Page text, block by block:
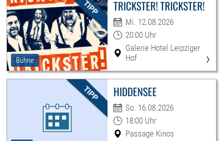
Bühne
TRICKSTER! TRICKSTER!
Mi. 12.08.2026
20:00 Uhr
Galerie Hotel Leipziger
Hof
›
HIDDENSEE
So. 16.08.2026
18:00 Uhr
Passage Kinos